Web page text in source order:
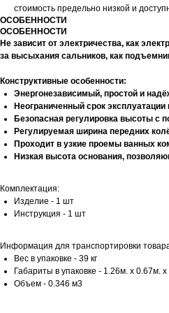
стоимость предельно низкой и
ОСОБЕННОСТИ
ОСОБЕННОСТИ
Не зависит от электричества, как
за высыхания сальников, как
Конструктивные особенности:
Энергонезависимый, простой и
Неограниченный срок
Безопасная регулировка высоты с
Регулируемая ширина передних
Проходит в узкие проемы ванных
Низкая высота основания,
Комплектация:
Изделие - 1 шт
Инструкция - 1 шт
Информация для транспортировки
Вес в упаковке - 39 кг
Габариты в упаковке - 1.26м. x 0.67м.
Объем - 0.346 м3